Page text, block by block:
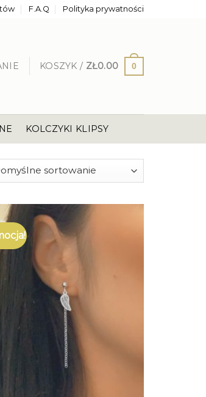
F.A.Q Polityka prywatności
KOSZYK / ZŁ0.00 0
KOLCZYKI KLIPSY